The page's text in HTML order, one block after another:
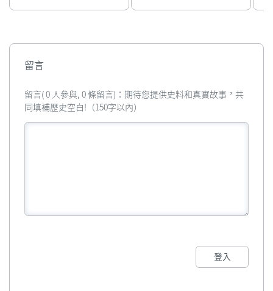
留言
留言( 0 人參與, 0 條留言)：期待您提供史料和真實故事，共
同填補歷史空白!（150字以內）
登入